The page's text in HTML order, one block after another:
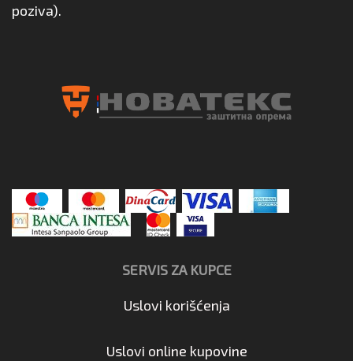
poziva).
SERVIS ZA KUPCE
Uslovi korišćenja
Uslovi online kupovine